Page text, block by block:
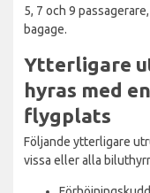
5, 7 och 9
bagage.
Ytterligare
hyras med
flygplats
Följande ytterligare
vissa eller alla